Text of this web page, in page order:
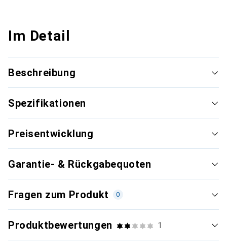
Im Detail
Beschreibung
Spezifikationen
Preisentwicklung
Garantie- & Rückgabequoten
Fragen zum Produkt 0
Produktbewertungen 1